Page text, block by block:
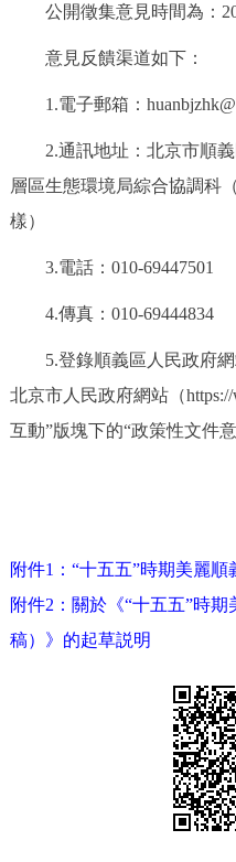
個人服務
仲介服務 陽
政民互動
12345網上接訴即辦
參與調查
北京概況 十
ENGLISH
公開徵集意見時間為：
意見反饋渠道如下：
1.電子郵箱：
2.通訊地址：北京市順義
層區生態環境局綜合協調科
樣）
3.電話：010-69447501
4.傳真：010-69444834
5.登錄順義區人民政府網站
北京市人民政府網站（
互動”版塊下的“政策性文件
附件1：“十五五”時期美麗順
附件2：關於《“十五五”時
稿）》的起草説明